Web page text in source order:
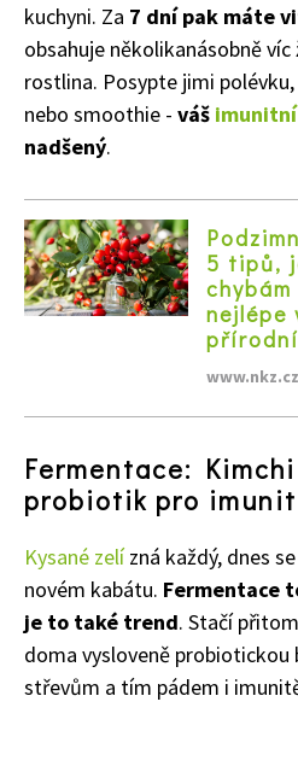
kuchyni. Za 7 dní pak máte
obsahuje několikanásobně víc
rostlina. Posypte jimi
nebo smoothie - váš
nadšený.
5 tipů,
www.nkz.cz
Fermentace:
probiotik pro
Kysané zelízná každý, dnes
novém kabátu. Fermentace
je to také trend. Stačí
doma vysloveně probiotickou
střevům a tím pádem i